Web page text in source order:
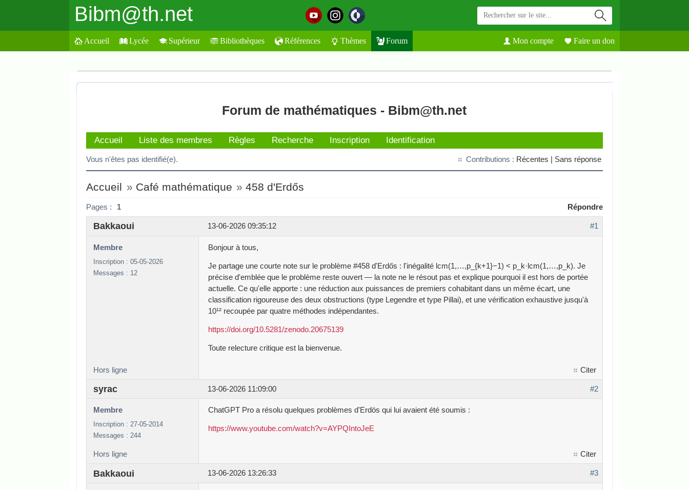
Bibm@th.net
Accueil Lycée Supérieur Bibliothèques Références Thèmes Forum Mon compte Faire un don
Forum de mathématiques - Bibm@th.net
Accueil Liste des membres Règles Recherche Inscription Identification
Vous n'êtes pas identifié(e). Contributions : Récentes | Sans réponse
Accueil » Café mathématique »458 d'Erdős
Pages : 1 Répondre
#1
13-06-2026 09:35:12
Bakkaoui
Membre
Inscription : 05-05-2026
Messages : 12
Bonjour à tous,
Je partage une courte note sur le problème #458 d'Erdős : l'inégalité lcm(1,…,p_{k+1}−1) < p_k·lcm(1,…,p_k). Je
précise d'emblée que le problème reste ouvert — la note ne le résout pas et explique pourquoi il est hors de portée
actuelle. Ce qu'elle apporte : une réduction aux puissances de premiers cohabitant dans un même écart, une
classification rigoureuse des deux obstructions (type Legendre et type Pillai), et une vérification exhaustive jusqu'à
10¹² recoupée par quatre méthodes indépendantes.
https://doi.org/10.5281/zenodo.20675139
Toute relecture critique est la bienvenue.
Hors ligne Citer
#2
13-06-2026 11:09:00
syrac
Membre
Inscription : 27-05-2014
Messages : 244
ChatGPT Pro a résolu quelques problèmes d'Erdös qui lui avaient été soumis :
https://www.youtube.com/watch?v=AYPQIntoJeE
Hors ligne Citer
#3
13-06-2026 13:26:33
Bakkaoui